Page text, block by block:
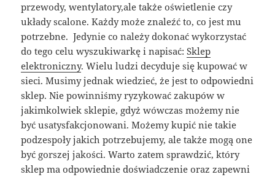
przewody, wentylatory,ale także oświetlenie czy
układy scalone. Każdy może znaleźć to, co jest mu
potrzebne. Jedynie co należy dokonać wykorzystać
do tego celu wyszukiwarkę i napisać:Sklep
elektroniczny. Wielu ludzi decyduje się kupować w
sieci. Musimy jednak wiedzieć, że jest to odpowiedni
sklep. Nie powinniśmy ryzykować zakupów w
jakimkolwiek sklepie, gdyż wówczas możemy nie
być usatysfakcjonowani. Możemy kupić nie takie
podzespoły jakich potrzebujemy, ale także mogą one
być gorszej jakości. Warto zatem sprawdzić, który
sklep ma odpowiednie doświadczenie oraz zapewni